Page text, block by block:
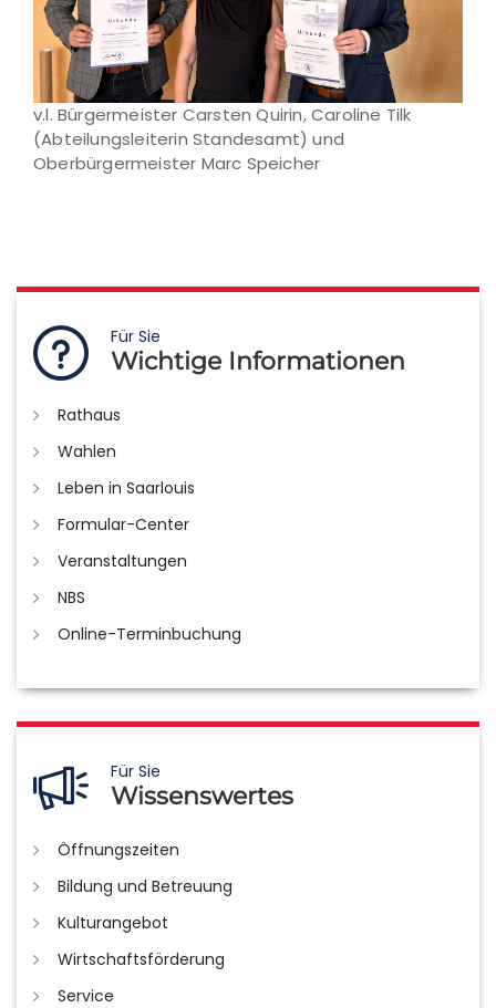
v.l. Bürgermeister Carsten Quirin, Caroline Tilk
(Abteilungsleiterin Standesamt) und
Oberbürgermeister Marc Speicher
Für Sie
Wichtige Informationen
Rathaus
Wahlen
Leben in Saarlouis
Formular-Center
Veranstaltungen
NBS
Online-Terminbuchung
Für Sie
Wissenswertes
Öffnungszeiten
Bildung und Betreuung
Kulturangebot
Wirtschaftsförderung
Service